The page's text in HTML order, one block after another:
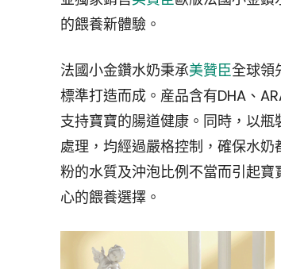
的餵養新體驗。
法國小金鑽水奶秉承美贊臣全球領
標準打造而成。産品含有DHA、
支持寶寶的腸道健康。同時，以
處理，均經過嚴格控制，確保水
粉的水質及沖泡比例不當而引起
心的餵養選擇。